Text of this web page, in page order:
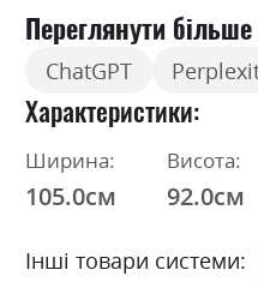
Переглянути
ChatGPT
Характеристики
Ширина:
105.0см
Висота:
92.0см
Інші товари системи: